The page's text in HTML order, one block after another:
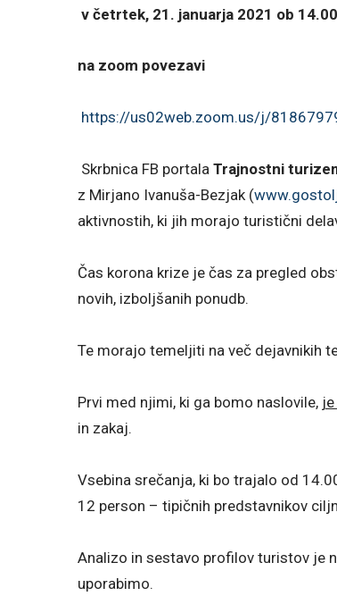
v četrtek, 21. januarja 2021 ob 14.00
na zoom povezavi
https://us02web.zoom.us/j/
Skrbnica FB portala Trajnostni
z Mirjano Ivanuša-Bezjak (
aktivnostih, ki jih morajo turistični
Čas korona krize je čas za pregled
novih, izboljšanih ponudb.
Te morajo temeljiti na več dejavnikih
Prvi med njimi, ki ga bomo naslovile,
in zakaj.
Vsebina srečanja, ki bo trajalo od
12 person – tipičnih predstavnikov
Analizo in sestavo profilov turistov je
uporabimo.